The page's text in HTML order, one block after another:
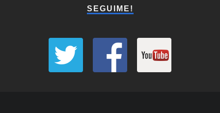
SEGUIME!